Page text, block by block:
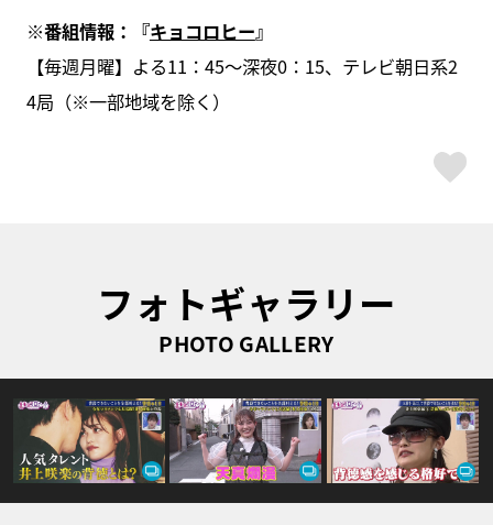
※番組情報：『キョコロヒー』
【毎週月曜】よる11：45～深夜0：15、テレビ朝日系2
4局（※一部地域を除く）
フォトギャラリー
PHOTO GALLERY